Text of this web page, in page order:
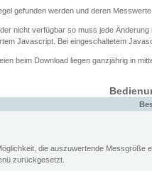
gefunden werden und deren
nicht verfügbar so muss jede
Javascript. Bei eingeschaltetem
beim Download liegen ganzjährig in
die auszuwertende Messgröße
zurückgesetzt.